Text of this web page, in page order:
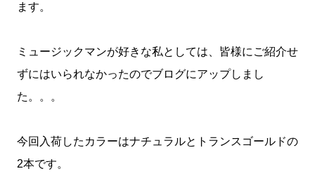
ます。
ミュージックマンが好きな私としては、皆様にご紹介せ
ずにはいられなかったのでブログにアップしまし
た。。。
今回入荷したカラーはナチュラルとトランスゴールドの
2本です。